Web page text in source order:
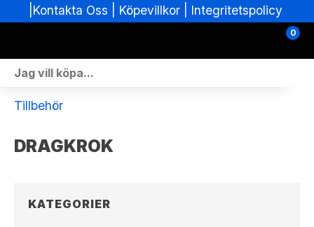
Köpevillkor| Integritetspolicy
0
Tillbehör
DRAGKROK
KATEGORIER